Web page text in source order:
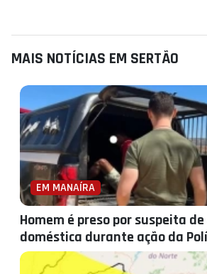
MAIS NOTÍCIAS EM SERTÃO
EM MANAÍRA
Homem é preso por suspeita
doméstica durante ação da